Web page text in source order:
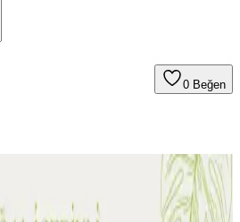
0 Beğen
ve Piyasa Durumu